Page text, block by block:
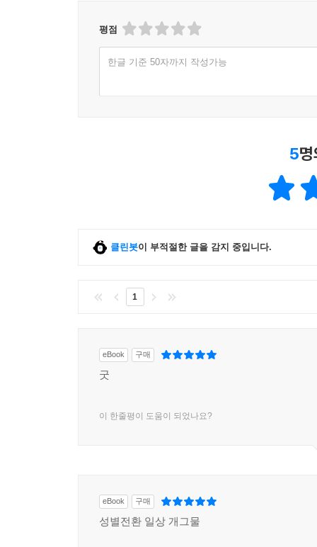
평점
한글 기준 50자까지 작성가능
5
클린봇이 부적절한 글을 감지 중입니다.
1
eBook 구매
굿
이 한줄평이 도움이 되었나요?
eBook 구매
성별전환 일상 개그물